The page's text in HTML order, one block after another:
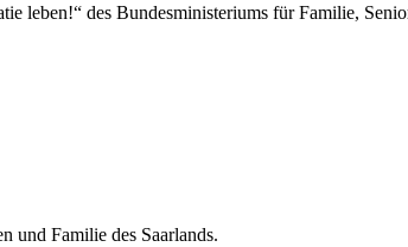
des Bundesministeriums für Familie,
und Familie des Saarlands.